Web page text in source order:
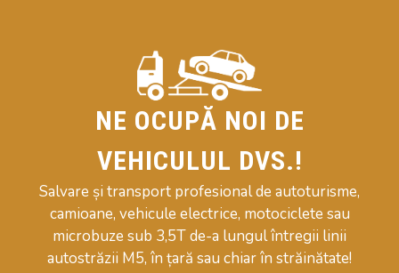
NE OCUPĂ NOI DE
VEHICULUL DVS.!
Salvare și transport profesional de autoturisme,
camioane, vehicule electrice, motociclete sau
microbuze sub 3,5T de-a lungul întregii linii
autostrăzii M5, în țară sau chiar în străinătate!